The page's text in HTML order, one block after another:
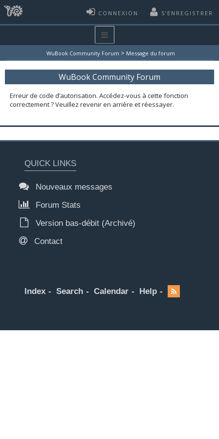
CONNEXION S’ENREGISTRER
WuBook Community Forum > Message du forum
WuBook Community Forum
Erreur de code d’autorisation. Accédez-vous à cette fonction
correctement ? Veuillez revenir en arrière et réessayer.
QUICK LINKS
Nouveaux messages
Forum Stats
Version bas-débit (Archivé)
Contact
Index Search Calendar Help